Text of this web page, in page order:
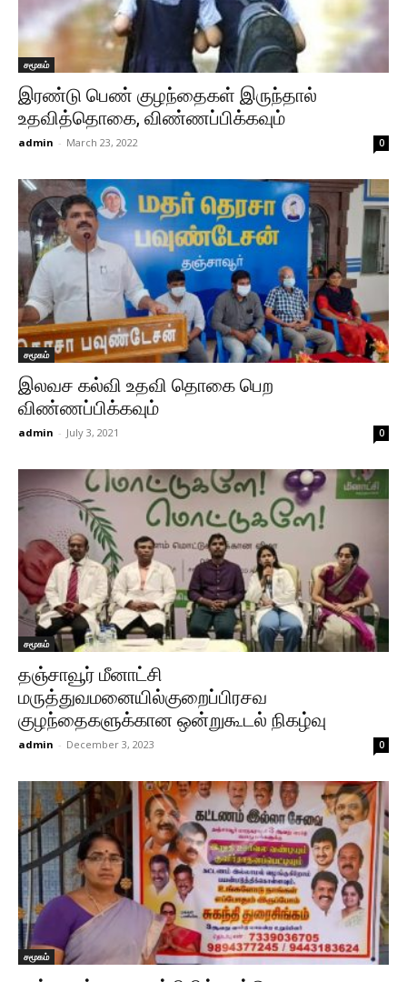
சமூகம்
இரண்டு பெண் குழந்தைகள் இருந்தால்
உதவித்தொகை, விண்ணப்பிக்கவும்
admin - March 23, 2022 0
சமூகம்
இலவச கல்வி உதவி தொகை பெற
விண்ணப்பிக்கவும்
admin - July 3, 2021 0
சமூகம்
தஞ்சாவூர் மீனாட்சி
மருத்துவமனையில்குறைப்பிரசவ
குழந்தைகளுக்கான ஒன்றுகூடல் நிகழ்வு
admin - December 3, 2023 0
சமூகம்